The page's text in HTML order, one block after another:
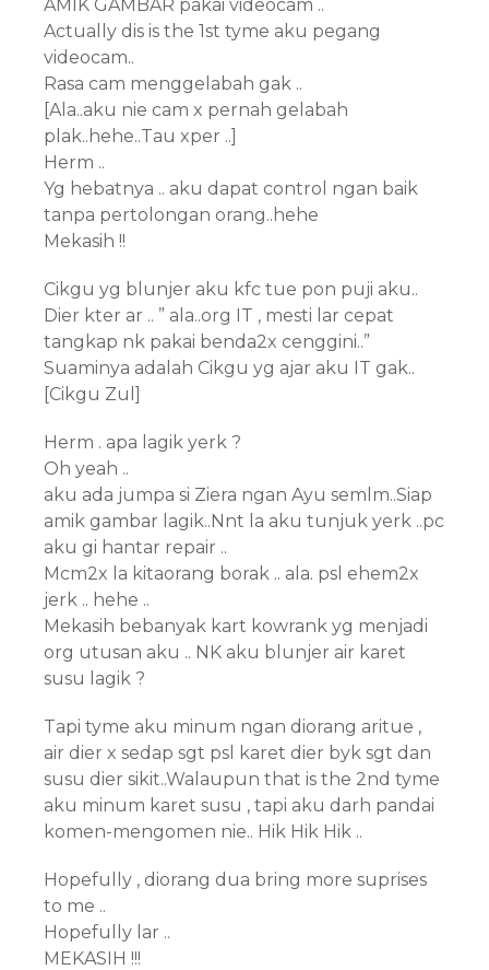
AMIK GAMBAR pakai videocam ..
Actually dis is the 1st tyme aku pegang
videocam..
Rasa cam menggelabah gak ..
[Ala..aku nie cam x pernah gelabah
plak..hehe..Tau xper ..]
Herm ..
Yg hebatnya .. aku dapat control ngan baik
tanpa pertolongan orang..hehe
Mekasih !!
Cikgu yg blunjer aku kfc tue pon puji aku..
Dier kter ar .. ” ala..org IT , mesti lar cepat
tangkap nk pakai benda2x cenggini..”
Suaminya adalah Cikgu yg ajar aku IT gak..
[Cikgu Zul]
Herm . apa lagik yerk ?
Oh yeah ..
aku ada jumpa si Ziera ngan Ayu semlm..Siap
amik gambar lagik..Nnt la aku tunjuk yerk ..pc
aku gi hantar repair ..
Mcm2x la kitaorang borak .. ala. psl ehem2x
jerk .. hehe ..
Mekasih bebanyak kart kowrank yg menjadi
org utusan aku .. NK aku blunjer air karet
susu lagik ?
Tapi tyme aku minum ngan diorang aritue ,
air dier x sedap sgt psl karet dier byk sgt dan
susu dier sikit..Walaupun that is the 2nd tyme
aku minum karet susu , tapi aku darh pandai
komen-mengomen nie.. Hik Hik Hik ..
Hopefully , diorang dua bring more suprises
to me ..
Hopefully lar ..
MEKASIH !!!